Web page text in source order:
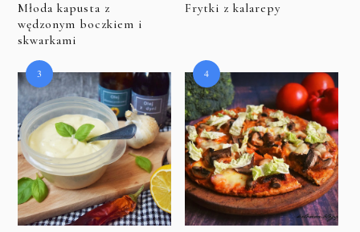
Młoda kapusta z
wędzonym boczkiem i
skwarkami
Frytki z kalarepy